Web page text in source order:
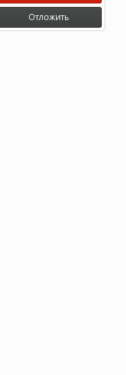
Отложить